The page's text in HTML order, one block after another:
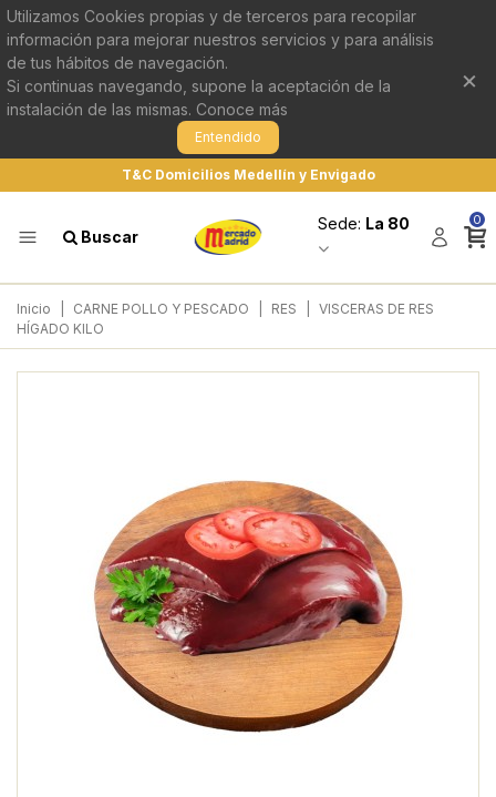
Utilizamos Cookies propias y de terceros para recopilar
información para mejorar nuestros servicios y para análisis
de tus hábitos de navegación.
Si continuas navegando, supone la aceptación de la
instalación de las mismas. Conoce más
Entendido
×
T&C Domicilios Medellín y Envigado
Buscar
Sede: La 80 0
Inicio CARNE POLLO Y PESCADO RES
VISCERAS DE RES
HÍGADO KILO